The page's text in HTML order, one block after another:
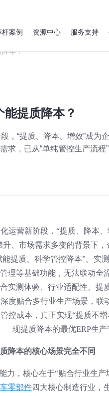
杆案例 资源中心 服务支持
降本？
提质降本？
，“提质、降本、增效”成
，已从“单纯管控生产流程
运营新阶段，“提质、降本
、市场需求多变的背景下
提质、科学管控降本”。实
理等基础功能，无法联动全
实测体验、行业适配性、
度贴合多行业生产场景，联
控成本，真正实现“提质不
现提质降本的最优ERP生产
降本的核心场景完全不同
力，核心在于“贴合行业生
零部件四大核心制造行业，